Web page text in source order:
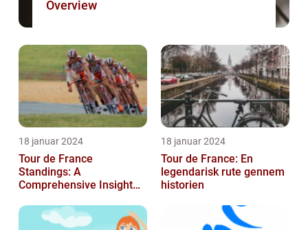
Overview
18 januar 2024
Tour de France
Standings: A
Comprehensive Insight
Race
18 januar 2024
Tour de France: En
legendarisk rute gennem
historien